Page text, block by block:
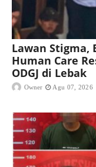
Lawan Stigma,
Human Care
ODGJ di Lebak
Owner Agu 07, 2026